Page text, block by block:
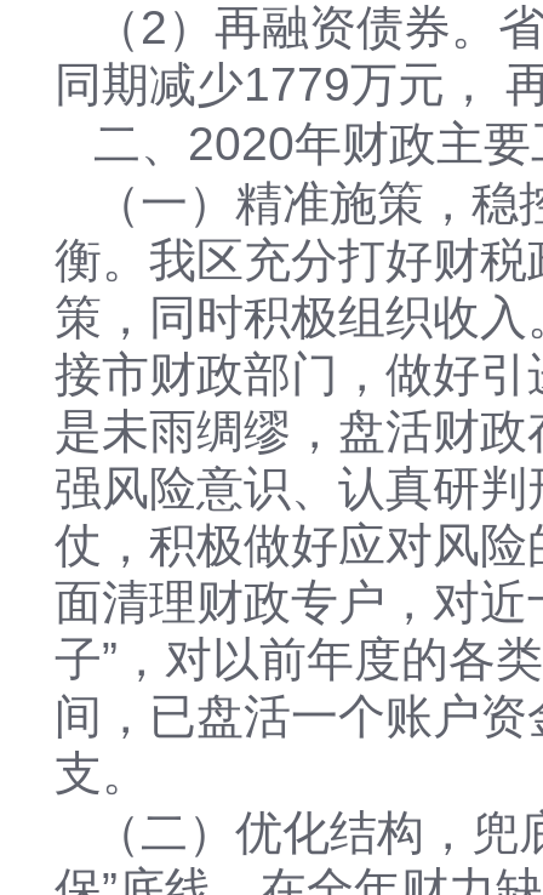
（2）再融资债券。
同期减少1779万元，
二、 2020年财政主要
（一）精准施策，
衡。我区充分打好财税
策，同时积极组织收入
接市财政部门，做好
是未雨绸缪，盘活财
强风险意识、认真研
仗，积极做好应对风
面清理财政专户，对
子”，对以前年度的各
间，已盘活一个账户
支。
（二）优化结构，